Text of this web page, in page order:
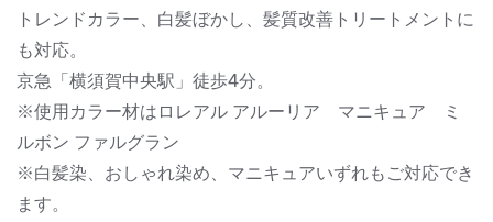
トレンドカラー、白髪ぼかし、髪質改善トリートメントに
も対応。
京急「横須賀中央駅」徒歩4分。
※使用カラー材はロレアル アルーリア マニキュア ミ
ルボン ファルグラン
※白髪染、おしゃれ染め、マニキュアいずれもご対応でき
ます。